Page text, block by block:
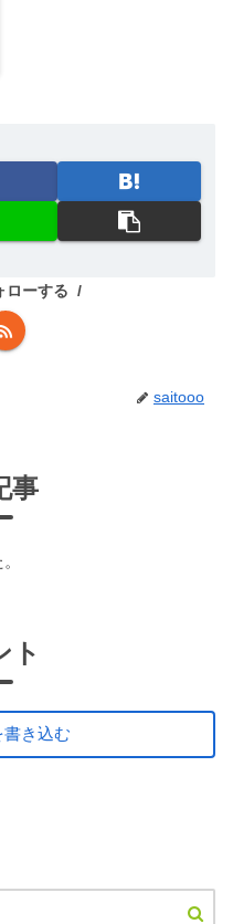
ーする
saitooo
事
ト
書き込む